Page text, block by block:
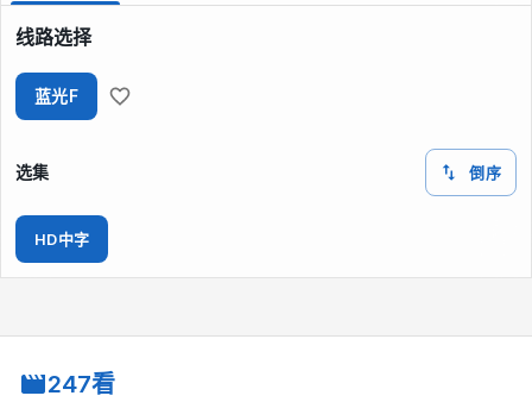
线路选择
蓝光F
选集 倒序
HD中字
247看